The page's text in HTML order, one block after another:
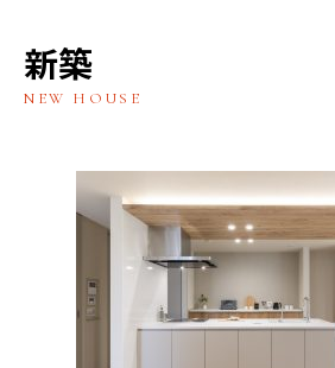
新築
NEW HOUSE